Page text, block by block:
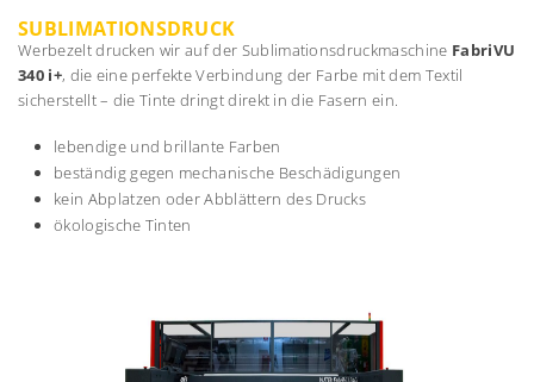
SUBLIMATIONSDRUCK
Werbezelt drucken wir auf der Sublimationsdruckmaschine FabriVU
340 i+, die eine perfekte Verbindung der Farbe mit dem Textil
sicherstellt – die Tinte dringt direkt in die Fasern ein.
lebendige und brillante Farben
beständig gegen mechanische Beschädigungen
kein Abplatzen oder Abblättern des Drucks
ökologische Tinten